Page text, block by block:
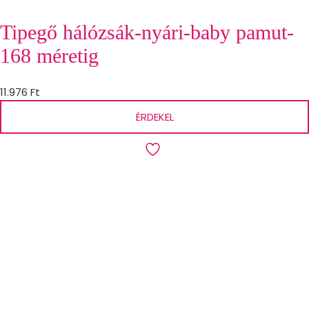
Tipegő hálózsák-nyári-baby pamut-
168 méretig
11.976 Ft
ÉRDEKEL